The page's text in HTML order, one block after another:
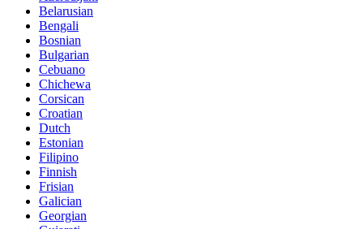
Belarusian
Bengali
Bosnian
Bulgarian
Cebuano
Chichewa
Corsican
Croatian
Dutch
Estonian
Filipino
Finnish
Frisian
Galician
Georgian